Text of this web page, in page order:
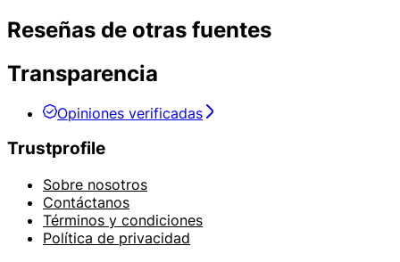
Reseñas de otras fuentes
Transparencia
Opiniones verificadas
Trustprofile
Sobre nosotros
Contáctanos
Términos y condiciones
Política de privacidad